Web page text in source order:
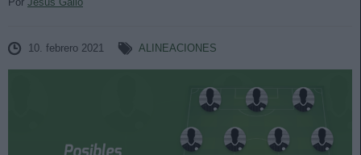
10. febrero 2021 ALINEACIONES